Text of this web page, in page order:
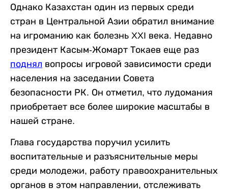
Однако Казахстан один из первых среди
стран в Центральной Азии обратил внимание
на игроманию как болезнь XXI века. Недавно
президент Касым-Жомарт Токаев еще раз
поднял вопросы игровой зависимости среди
населения на заседании Совета
безопасности РК. Он отметил, что лудомания
приобретает все более широкие масштабы в
нашей стране.
Глава государства поручил усилить
воспитательные и разъяснительные меры
среди молодежи, работу правоохранительных
органов в этом направлении, отслеживать